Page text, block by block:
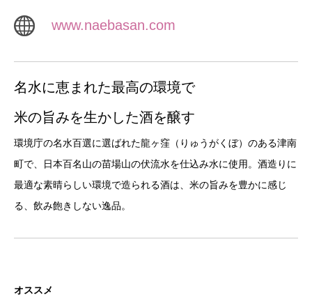
www.naebasan.com
名水に恵まれた最高の環境で
米の旨みを生かした酒を醸す
環境庁の名水百選に選ばれた龍ヶ窪（りゅうがくぼ）のある津南
町で、日本百名山の苗場山の伏流水を仕込み水に使用。酒造りに
最適な素晴らしい環境で造られる酒は、米の旨みを豊かに感じ
る、飲み飽きしない逸品。
オススメ